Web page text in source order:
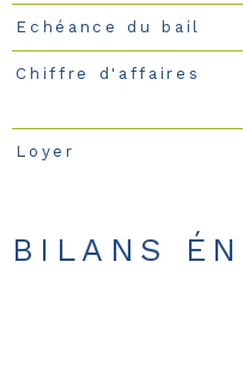
Echéance du bail
Chiffre d'affaires
Loyer
BILANS